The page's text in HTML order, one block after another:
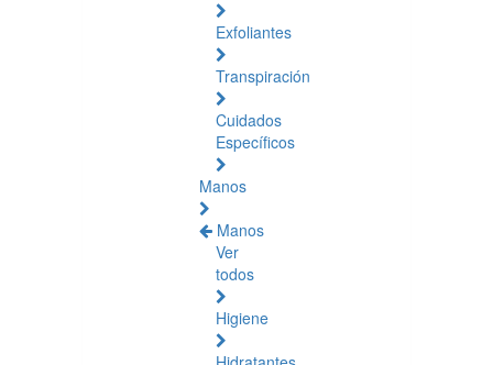
Exfoliantes
Transpiración
Cuidados
Específicos
Manos
Manos
Ver
todos
Higiene